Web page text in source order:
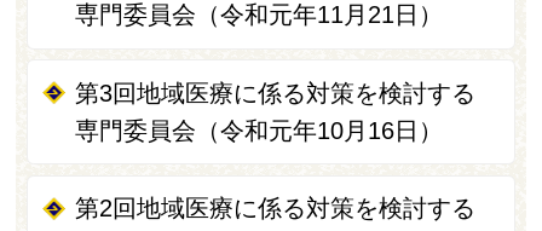
専門委員会（令和元年11月21日）
第3回地域医療に係る対策を検討する
専門委員会（令和元年10月16日）
第2回地域医療に係る対策を検討する